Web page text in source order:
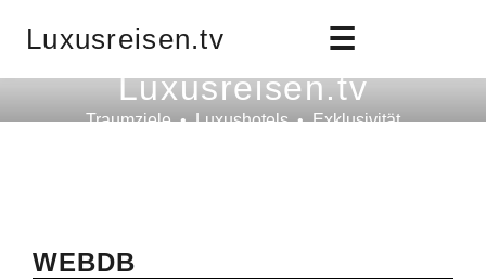
Luxusreisen.tv ☰
Luxusreisen.tv
Traumziele • Luxushotels • Exklusivität
WEBDB